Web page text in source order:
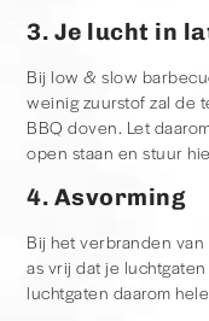
3. Je lucht in
Bij low & slow
weinig zuurstof zal de
BBQ doven. Let
open staan en stuur
4. Asvorming
Bij het verbranden
as vrij dat je
luchtgaten daarom